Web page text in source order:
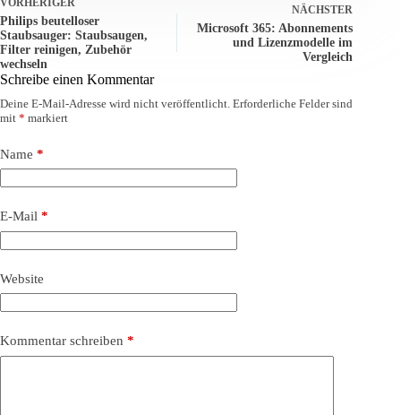
VORHERIGER
Philips beutelloser
Staubsauger: Staubsaugen,
Filter reinigen, Zubehör
wechseln
NÄCHSTER
Microsoft 365: Abonnements
und Lizenzmodelle im
Vergleich
Schreibe einen Kommentar
Deine E-Mail-Adresse wird nicht veröffentlicht. Erforderliche Felder sind
mit * markiert
Name *
E-Mail *
Website
Kommentar schreiben *